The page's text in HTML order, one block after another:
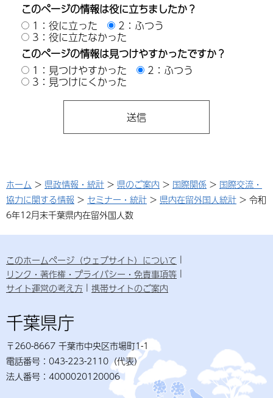
このページの情報は役に立ちましたか？
1：役に立った
2：ふつう
3：役に立たなかった
このページの情報は見つけやすかったですか？
1：見つけやすかった
2：ふつう
3：見つけにくかった
ホーム > 県政情報・統計 > 県のご案内 > 国際関係 > 国際交流・
協力に関する情報 > セミナー・統計 > 県内在留外国人統計 > 令和
6年12月末千葉県内在留外国人数
このホームページ（ウェブサイト）について
リンク・著作権・プライバシー・免責事項等
サイト運営の考え方
携帯サイトのご案内
千葉県庁
〒260-8667 千葉市中央区市場町1-1
電話番号：043-223-2110（代表）
法人番号：4000020120006